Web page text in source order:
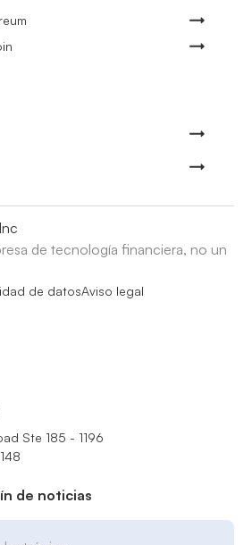
de tecnología financiera, no un
de datosAviso legal
Ste 185 - 1196
de noticias